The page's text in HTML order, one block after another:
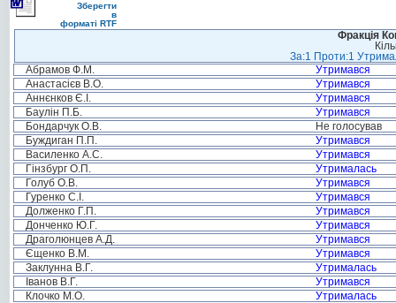
Зберегти
в
форматі RTF
Фракція
За:1 Проти:1
Абрамов Ф.М.
Утримався
Анастасієв В.О.
Утримався
Аннєнков Є.І.
Утримався
Баулін П.Б.
Утримався
Бондарчук О.В.
Не голосував
Буждиган П.П.
Утримався
Василенко А.С.
Утримався
Гінзбург О.П.
Утрималась
Голуб О.В.
Утримався
Гуренко С.І.
Утримався
Долженко Г.П.
Утримався
Донченко Ю.Г.
Утримався
Драголюнцев А.Д.
Утримався
Єщенко В.М.
Утримався
Заклунна В.Г.
Утрималась
Іванов В.Г.
Утримався
Клочко М.О.
Утрималась